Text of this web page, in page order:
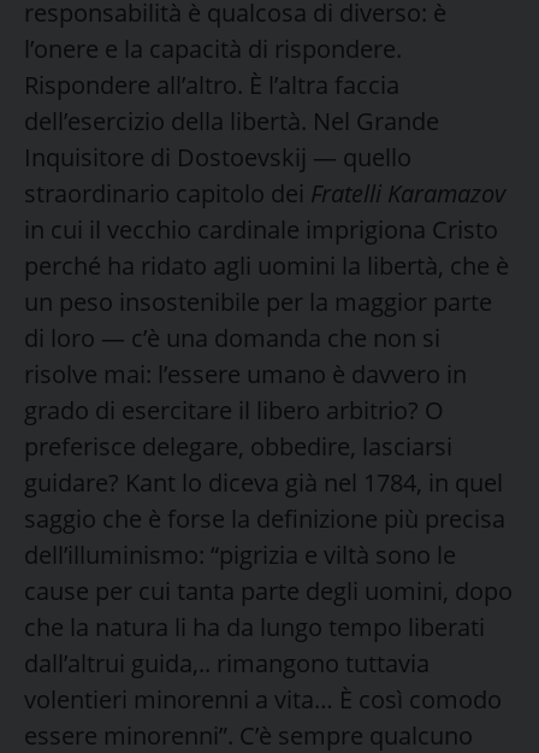
responsabilità è qualcosa di diverso: è
l’onere e la capacità di rispondere.
Rispondere all’altro. È l’altra faccia
dell’esercizio della libertà. Nel Grande
Inquisitore di Dostoevskij — quello
straordinario capitolo dei Fratelli Karamazov
in cui il vecchio cardinale imprigiona Cristo
perché ha ridato agli uomini la libertà, che è
un peso insostenibile per la maggior parte
di loro — c’è una domanda che non si
risolve mai: l’essere umano è davvero in
grado di esercitare il libero arbitrio? O
preferisce delegare, obbedire, lasciarsi
guidare? Kant lo diceva già nel 1784, in quel
saggio che è forse la definizione più precisa
dell’illuminismo: “pigrizia e viltà sono le
cause per cui tanta parte degli uomini, dopo
che la natura li ha da lungo tempo liberati
dall’altrui guida,.. rimangono tuttavia
volentieri minorenni a vita… È così comodo
essere minorenni”. C’è sempre qualcuno